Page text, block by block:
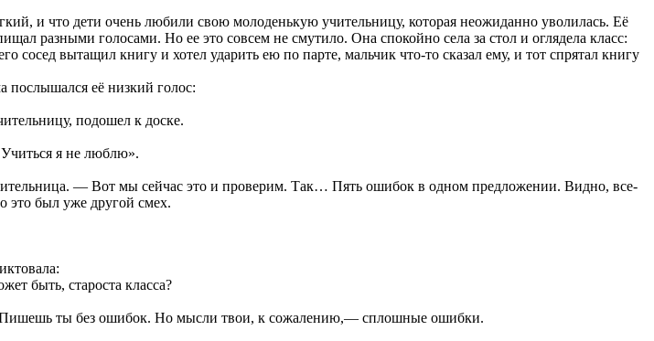
и что дети очень любили свою молоденькую учительницу, которая неожиданно уволилась. Её
разными голосами. Но ее это совсем не смутило. Она спокойно села за стол и оглядела класс:
сосед вытащил книгу и хотел ударить ею по парте, мальчик что-то сказал ему, и тот спрятал книгу
послышался её низкий голос:
подошел к доске.
я не люблю».
— Вот мы сейчас это и проверим. Так… Пять ошибок в одном предложении. Видно, все-
это был уже другой смех.
быть, староста класса?
ты без ошибок. Но мысли твои, к сожалению,— сплошные ошибки.